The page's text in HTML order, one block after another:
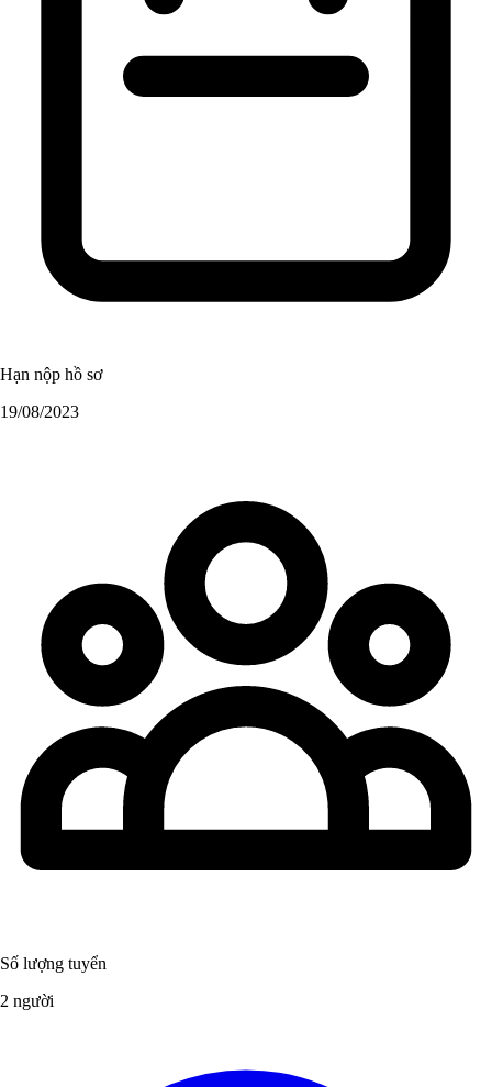
Hạn nộp hồ sơ
19/08/2023
Số lượng tuyển
2 người